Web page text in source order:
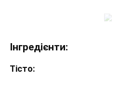
Інгредієнти:
Тісто: